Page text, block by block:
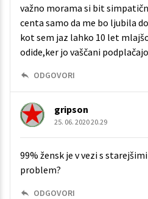
važno morama si bit
centa samo da me bo ljubila
kot sem jaz lahko 10 let
odide,ker jo vaščani
ODGOVORI
gripson
25. 06. 2020 20.29
99% žensk je v vezi s
problem?
ODGOVORI